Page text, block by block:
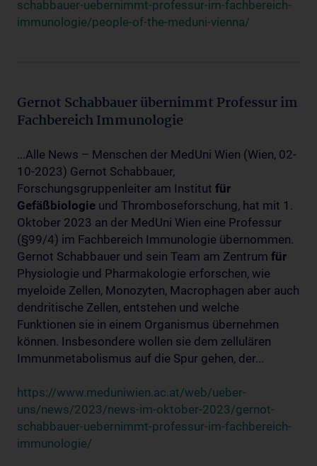
schabbauer-uebernimmt-professur-im-fachbereich-
immunologie/people-of-the-meduni-vienna/
Gernot Schabbauer übernimmt Professur im
Fachbereich Immunologie
...Alle News – Menschen der MedUni Wien (Wien, 02-
10-2023) Gernot Schabbauer,
Forschungsgruppenleiter am Institut für
Gefäßbiologie und Thromboseforschung, hat mit 1.
Oktober 2023 an der MedUni Wien eine Professur
(§99/4) im Fachbereich Immunologie übernommen.
Gernot Schabbauer und sein Team am Zentrum für
Physiologie und Pharmakologie erforschen, wie
myeloide Zellen, Monozyten, Macrophagen aber auch
dendritische Zellen, entstehen und welche
Funktionen sie in einem Organismus übernehmen
können. Insbesondere wollen sie dem zellulären
Immunmetabolismus auf die Spur gehen, der...
https://www.meduniwien.ac.at/web/ueber-
uns/news/2023/news-im-oktober-2023/gernot-
schabbauer-uebernimmt-professur-im-fachbereich-
immunologie/